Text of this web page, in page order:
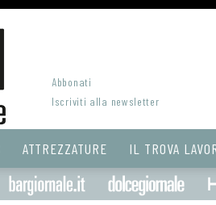
Abbonati
Iscriviti alla newsletter
ATTREZZATURE IL TROVA
Bargiornale